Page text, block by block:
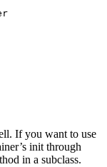
If you want to use
init through
in a subclass.